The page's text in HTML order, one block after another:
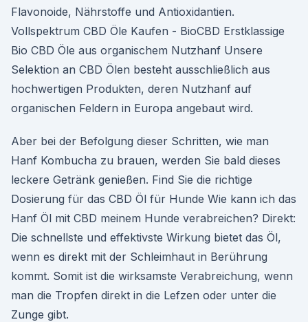
Flavonoide, Nährstoffe und Antioxidantien.
Vollspektrum CBD Öle Kaufen - BioCBD Erstklassige
Bio CBD Öle aus organischem Nutzhanf Unsere
Selektion an CBD Ölen besteht ausschließlich aus
hochwertigen Produkten, deren Nutzhanf auf
organischen Feldern in Europa angebaut wird.
Aber bei der Befolgung dieser Schritten, wie man
Hanf Kombucha zu brauen, werden Sie bald dieses
leckere Getränk genießen. Find Sie die richtige
Dosierung für das CBD Öl für Hunde Wie kann ich das
Hanf Öl mit CBD meinem Hunde verabreichen? Direkt:
Die schnellste und effektivste Wirkung bietet das Öl,
wenn es direkt mit der Schleimhaut in Berührung
kommt. Somit ist die wirksamste Verabreichung, wenn
man die Tropfen direkt in die Lefzen oder unter die
Zunge gibt.